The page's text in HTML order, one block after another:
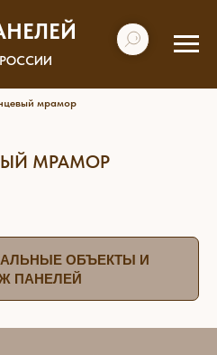
мрамор
МРАМОР
ОБЪЕКТЫ И
ПАНЕЛЕЙ